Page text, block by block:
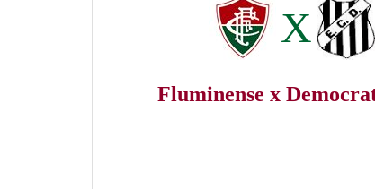
X
Fluminense x